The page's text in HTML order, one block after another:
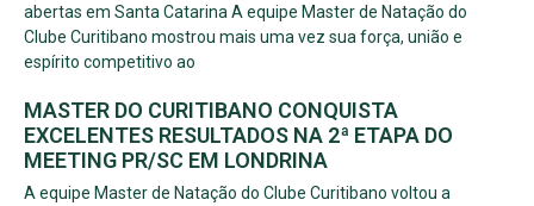
abertas em Santa Catarina A equipe Master de Natação do
Clube Curitibano mostrou mais uma vez sua força, união e
espírito competitivo ao
MASTER DO CURITIBANO CONQUISTA
EXCELENTES RESULTADOS NA 2ª ETAPA DO
MEETING PR/SC EM LONDRINA
A equipe Master de Natação do Clube Curitibano voltou a